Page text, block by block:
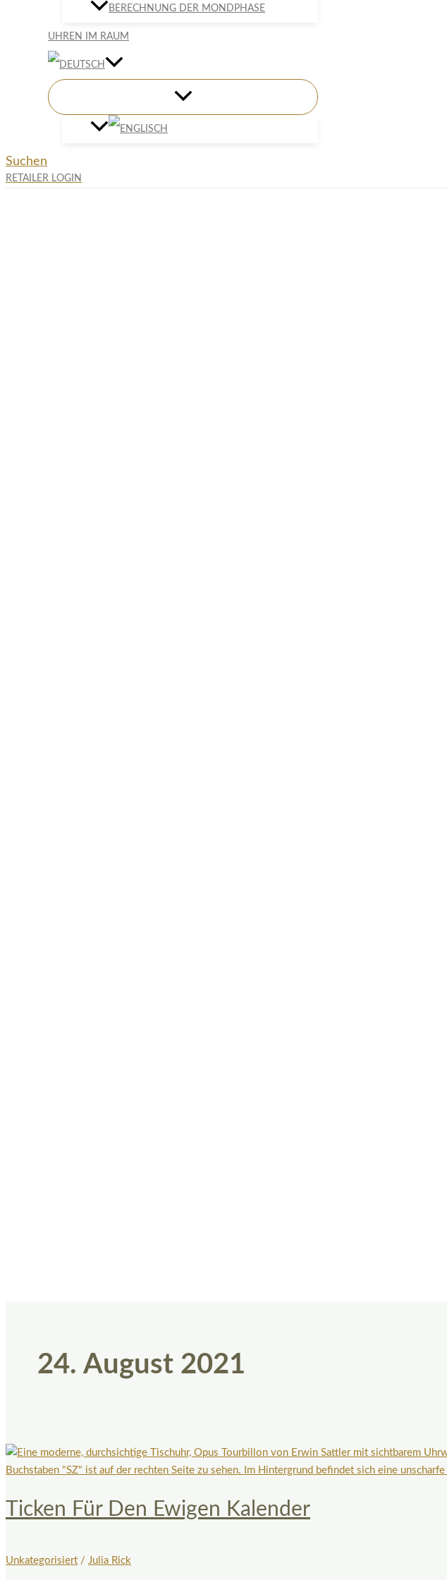
BERECHNUNG DER MONDPHASE
UHREN IM RAUM
Suchen
RETAILER LOGIN
24. August 2021
Ticken Für Den Ewigen Kalender
Unkategorisiert / Julia Rick